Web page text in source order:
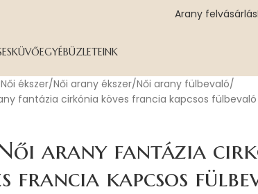
Arany felvásárlás
ESKÜVŐEGYÉBÜZLETEINK
Női ékszer Női arany ékszer Női arany fülbevaló
fantázia cirkónia köves francia kapcsos fülbevaló
arany fantázia
francia kapcsos